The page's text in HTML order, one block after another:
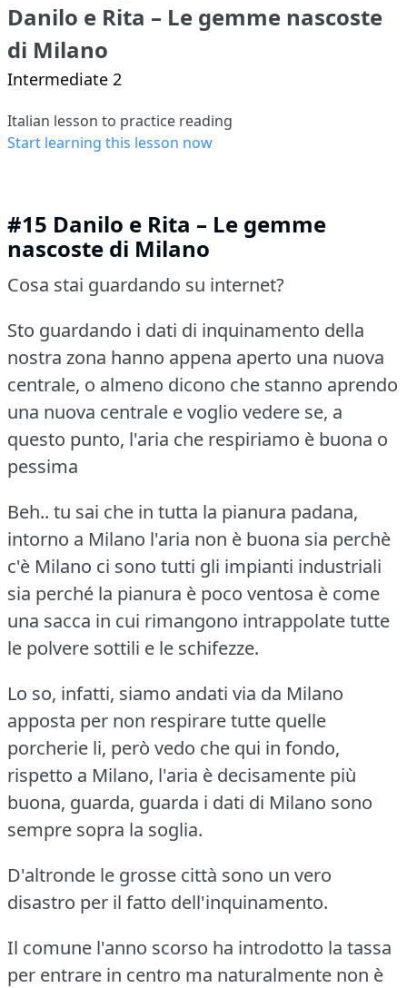
Danilo e Rita – Le gemme nascoste
di Milano
Intermediate 2
Italian lesson to practice reading
Start learning this lesson now
#15 Danilo e Rita – Le gemme
nascoste di Milano
Cosa stai guardando su internet?
Sto guardando i dati di inquinamento della
nostra zona hanno appena aperto una nuova
centrale, o almeno dicono che stanno aprendo
una nuova centrale e voglio vedere se, a
questo punto, l'aria che respiriamo è buona o
pessima
Beh.. tu sai che in tutta la pianura padana,
intorno a Milano l'aria non è buona sia perchè
c'è Milano ci sono tutti gli impianti industriali
sia perché la pianura è poco ventosa è come
una sacca in cui rimangono intrappolate tutte
le polvere sottili e le schifezze.
Lo so, infatti, siamo andati via da Milano
apposta per non respirare tutte quelle
porcherie li, però vedo che qui in fondo,
rispetto a Milano, l'aria è decisamente più
buona, guarda, guarda i dati di Milano sono
sempre sopra la soglia.
D'altronde le grosse città sono un vero
disastro per il fatto dell'inquinamento.
Il comune l'anno scorso ha introdotto la tassa
per entrare in centro ma naturalmente non è